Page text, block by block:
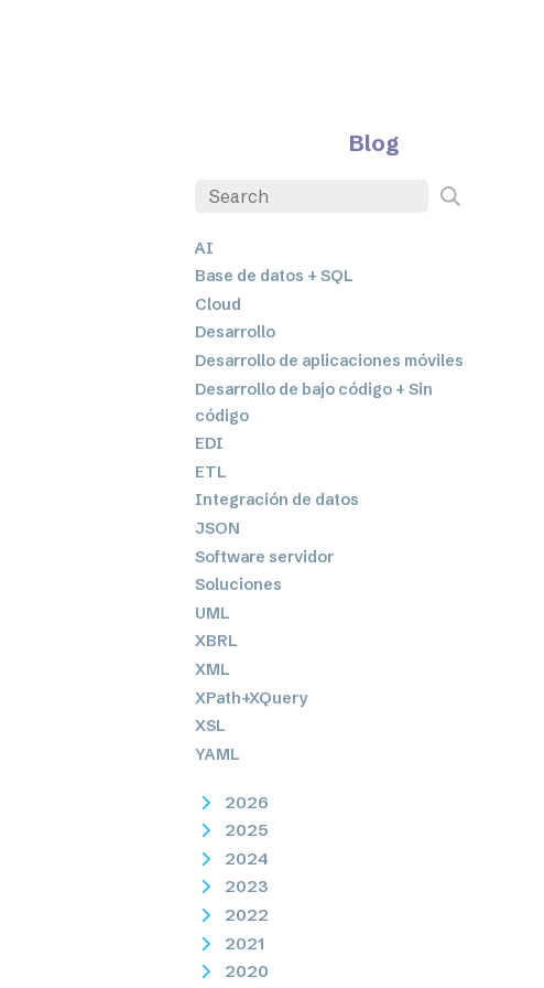
Blog
AI
Base de datos + SQL
Cloud
Desarrollo
Desarrollo de aplicaciones móviles
Desarrollo de bajo código + Sin
código
EDI
ETL
Integración de datos
JSON
Software servidor
Soluciones
UML
XBRL
XML
XPath+XQuery
XSL
YAML
2026
2025
2024
2023
2022
2021
2020